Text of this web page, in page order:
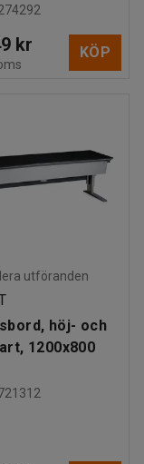
kr KÖP
utföranden
höj- och
1200x800